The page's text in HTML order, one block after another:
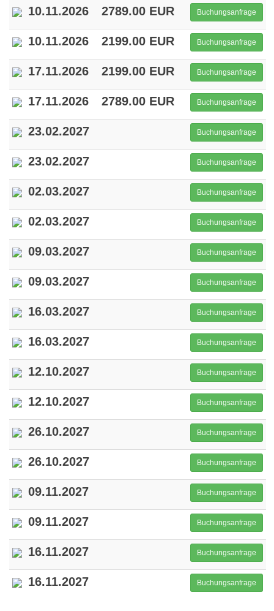
10.11.2026 2789.00 EUR Buchungsanfrage
10.11.2026 2199.00 EUR Buchungsanfrage
17.11.2026 2199.00 EUR Buchungsanfrage
17.11.2026 2789.00 EUR Buchungsanfrage
23.02.2027 Buchungsanfrage
23.02.2027 Buchungsanfrage
02.03.2027 Buchungsanfrage
02.03.2027 Buchungsanfrage
09.03.2027 Buchungsanfrage
09.03.2027 Buchungsanfrage
16.03.2027 Buchungsanfrage
16.03.2027 Buchungsanfrage
12.10.2027 Buchungsanfrage
12.10.2027 Buchungsanfrage
26.10.2027 Buchungsanfrage
26.10.2027 Buchungsanfrage
09.11.2027 Buchungsanfrage
09.11.2027 Buchungsanfrage
16.11.2027 Buchungsanfrage
16.11.2027 Buchungsanfrage